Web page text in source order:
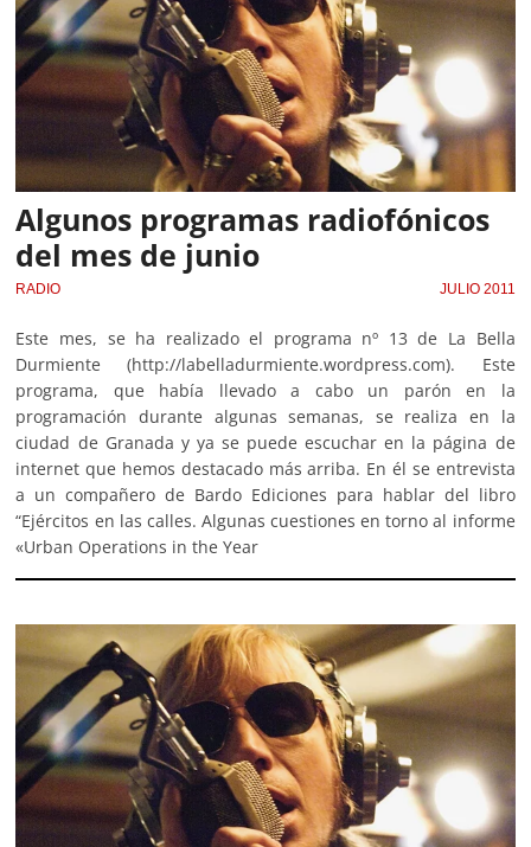
Algunos programas radiofónicos
del mes de junio
RADIO JULIO 2011
Este mes, se ha realizado el programa nº 13 de La Bella
Durmiente (http://labelladurmiente.wordpress.com). Este
programa, que había llevado a cabo un parón en la
programación durante algunas semanas, se realiza en la
ciudad de Granada y ya se puede escuchar en la página de
internet que hemos destacado más arriba. En él se entrevista
a un compañero de Bardo Ediciones para hablar del libro
“Ejércitos en las calles. Algunas cuestiones en torno al informe
«Urban Operations in the Year